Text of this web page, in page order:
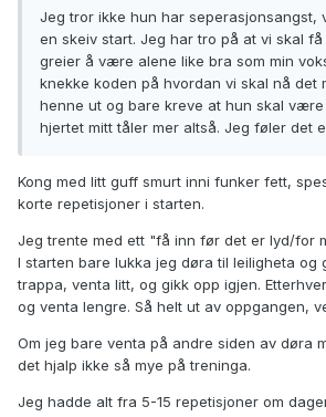
Jeg tror ikke hun har seperasjonsangst,
en skeiv start. Jeg har tro på at vi skal
greier å være alene like bra som min
knekke koden på hvordan vi skal nå det
henne ut og bare kreve at hun skal
hjertet mitt tåler mer altså. Jeg føler det
Kong med litt guff smurt inni funker fett,
korte repetisjoner i starten.
Jeg trente med ett "få inn før det er lyd/for
I starten bare lukka jeg døra til leiligheta og
trappa, venta litt, og gikk opp igjen.
og venta lengre. Så helt ut av oppgangen,
Om jeg bare venta på andre siden av døra
det hjalp ikke så mye på treninga.
Jeg hadde alt fra 5-15 repetisjoner om